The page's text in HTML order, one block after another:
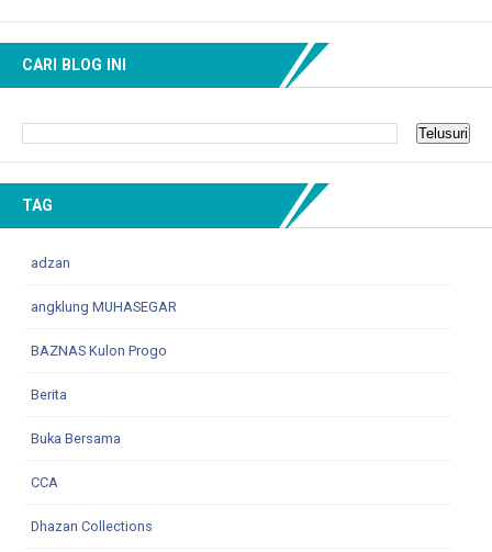
CARI BLOG INI
TAG
adzan
angklung MUHASEGAR
BAZNAS Kulon Progo
Berita
Buka Bersama
CCA
Dhazan Collections